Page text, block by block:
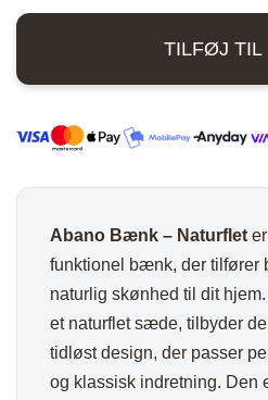
899,00 kr..
Naturflet
TILFØJ TIL
Abano Bænk – Naturflet
funktionel bænk, der tilfører
naturlig skønhed til dit
et naturflet sæde, tilbyder
tidløst design, der passer
og klassisk indretning. Den